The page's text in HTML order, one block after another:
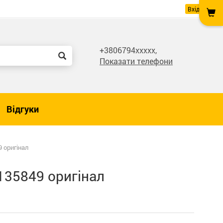
Вхід
+3806794xxxxx,
Показати телефони
Відгуки
оригінал